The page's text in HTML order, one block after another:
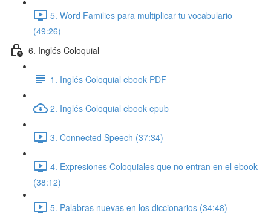
5. Word Families para multiplicar tu vocabulario
(49:26)
6. Inglés Coloquial
1. Inglés Coloquial ebook PDF
2. Inglés Coloquial ebook epub
3. Connected Speech (37:34)
4. Expresiones Coloquiales que no entran en el ebook
(38:12)
5. Palabras nuevas en los diccionarios (34:48)